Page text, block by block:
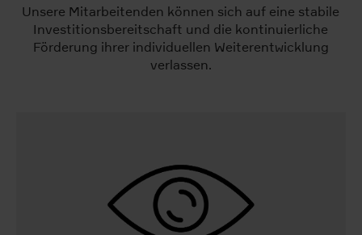
Unsere Mitarbeitenden können sich auf eine stabile
Investitionsbereitschaft und die kontinuierliche
Förderung ihrer individuellen Weiterentwicklung
verlassen.